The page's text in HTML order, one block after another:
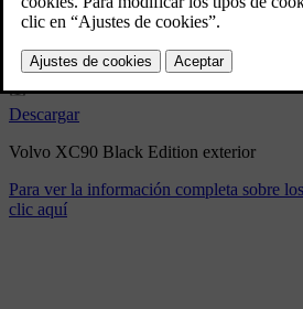
9/2/2025
Marcador
Compartir
Descargar
Volvo XC90 Black Edition exterior
Para ver la información completa sobre
clic aquí